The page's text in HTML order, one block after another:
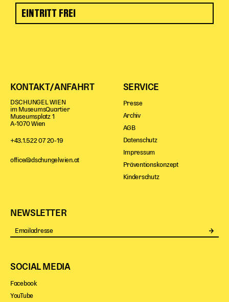
EINTRITT FREI
KONTAKT/ANFAHRT
DSCHUNGEL WIEN
im MuseumsQuartier
Museumsplatz 1
A-1070 Wien
+43.1.522 07 20-19
office@dschungelwien.at
SERVICE
Presse
Archiv
AGB
Datenschutz
Impressum
Präventionskonzept
Kinderschutz
NEWSLETTER
SOCIAL MEDIA
Facebook
YouTube